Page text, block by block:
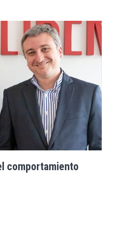
comportamiento